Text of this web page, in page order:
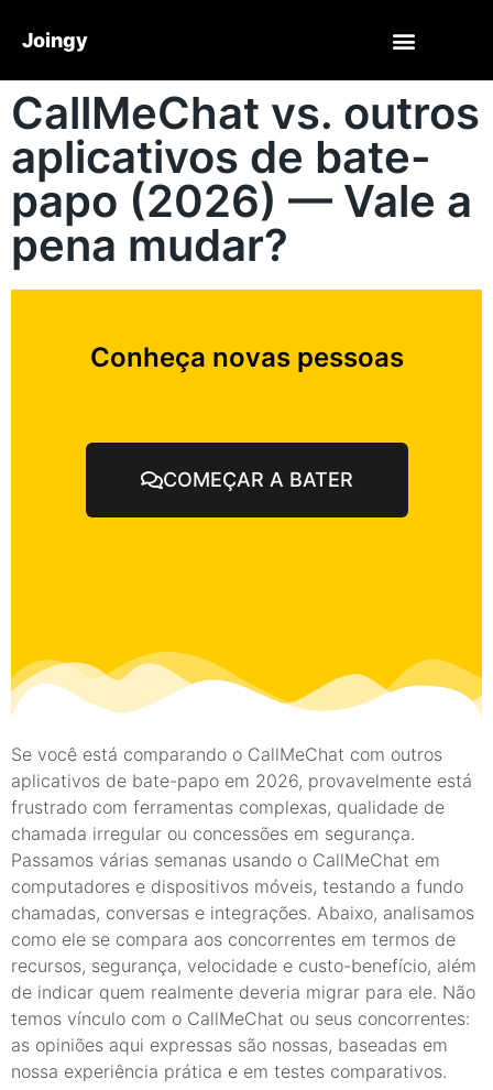
Joingy
CallMeChat vs. outros
aplicativos de bate-
papo (2026) — Vale a
pena mudar?
Conheça novas pessoas
COMEÇAR A BATER
Se você está comparando o CallMeChat com outros
aplicativos de bate-papo em 2026, provavelmente está
frustrado com ferramentas complexas, qualidade de
chamada irregular ou concessões em segurança.
Passamos várias semanas usando o CallMeChat em
computadores e dispositivos móveis, testando a fundo
chamadas, conversas e integrações. Abaixo, analisamos
como ele se compara aos concorrentes em termos de
recursos, segurança, velocidade e custo-benefício, além
de indicar quem realmente deveria migrar para ele. Não
temos vínculo com o CallMeChat ou seus concorrentes:
as opiniões aqui expressas são nossas, baseadas em
nossa experiência prática e em testes comparativos.